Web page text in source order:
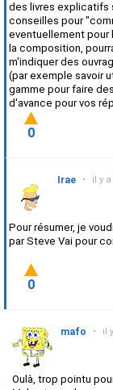
des livres explicatifs
conseilles pour
eventuellement pour
la composition,
m'indiquer des
(par exemple savoir
gamme pour faire
d'avance pour vos
0
Irae • il y
Pour résumer, je
par Steve Vai pour
0
mafo • il
Oulà, trop pointu